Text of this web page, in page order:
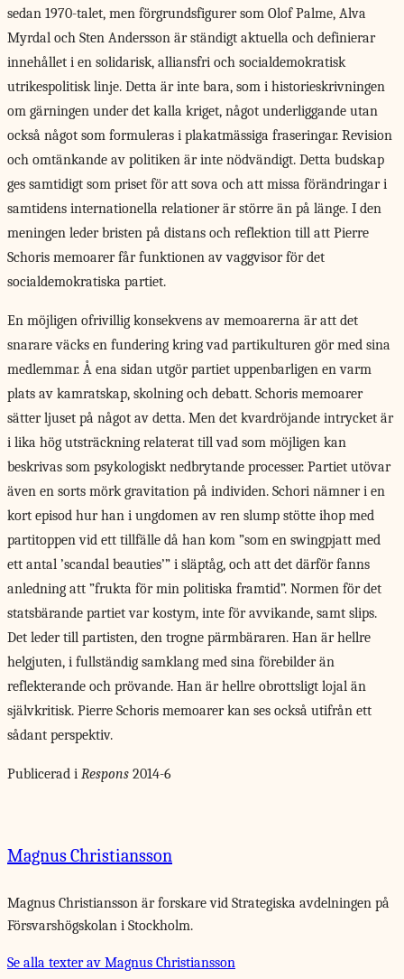
sedan 1970-talet, men förgrundsfigurer som Olof Palme, Alva
Myrdal och Sten Andersson är ständigt aktuella och definierar
innehållet i en solidarisk, alliansfri och socialdemokratisk
utrikespolitisk linje. Detta är inte bara, som i historieskrivningen
om gärningen under det kalla kriget, något underliggande utan
också något som formuleras i plakatmässiga fraseringar. Revision
och omtänkande av politiken är inte nödvändigt. Detta budskap
ges samtidigt som priset för att sova och att missa förändringar i
samtidens internationella relationer är större än på länge. I den
meningen leder bristen på distans och reflektion till att Pierre
Schoris memoarer får funktionen av vaggvisor för det
socialdemokratiska partiet.
En möjligen ofrivillig konsekvens av memoarerna är att det
snarare väcks en fundering kring vad partikulturen gör med sina
medlemmar. Å ena sidan utgör partiet uppenbarligen en varm
plats av kamratskap, skolning och debatt. Schoris memoarer
sätter ljuset på något av detta. Men det kvardröjande intrycket är
i lika hög utsträckning relaterat till vad som möjligen kan
beskrivas som psykologiskt nedbrytande processer. Partiet utövar
även en sorts mörk gravitation på individen. Schori nämner i en
kort episod hur han i ungdomen av ren slump stötte ihop med
partitoppen vid ett tillfälle då han kom ”som en swingpjatt med
ett antal ’scandal beauties’” i släptåg, och att det därför fanns
anledning att ”frukta för min politiska framtid”. Normen för det
statsbärande partiet var kostym, inte för avvikande, samt slips.
Det leder till partisten, den trogne pärmbäraren. Han är hellre
helgjuten, i fullständig samklang med sina förebilder än
reflekterande och prövande. Han är hellre obrottsligt lojal än
självkritisk. Pierre Schoris memoarer kan ses också utifrån ett
sådant perspektiv.
Publicerad i Respons 2014-6
Magnus Christiansson
Magnus Christiansson är forskare vid Strategiska avdelningen på
­För­svars­högskolan i Stockholm.
Se alla texter av Magnus Christiansson